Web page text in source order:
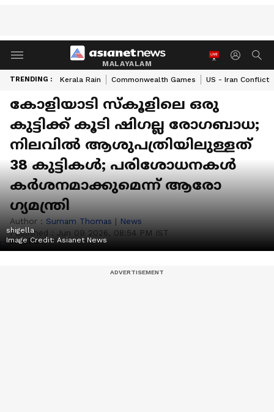
MALAYALAM
TRENDING : Kerala Rain Commonwealth Games US - Iran Conflict
കോളിയാടി സ്കൂളിലെ ഒരു
കുട്ടിക്ക് കൂടി ഷി​ഗല്ല രോ​ഗബാധ;
നിലവിൽ ആശുപത്രിയിലുള്ളത്
38 കുട്ടികൾ; പരിശോധനകൾ
കർശനമാക്കുമെന്ന് ആരോ​
ഗ്യമന്ത്രി
Author : Sumam Thomas | News
Published : Jun 09 2026, 08:54 PM IST
shigella
Image Credit: Asianet News